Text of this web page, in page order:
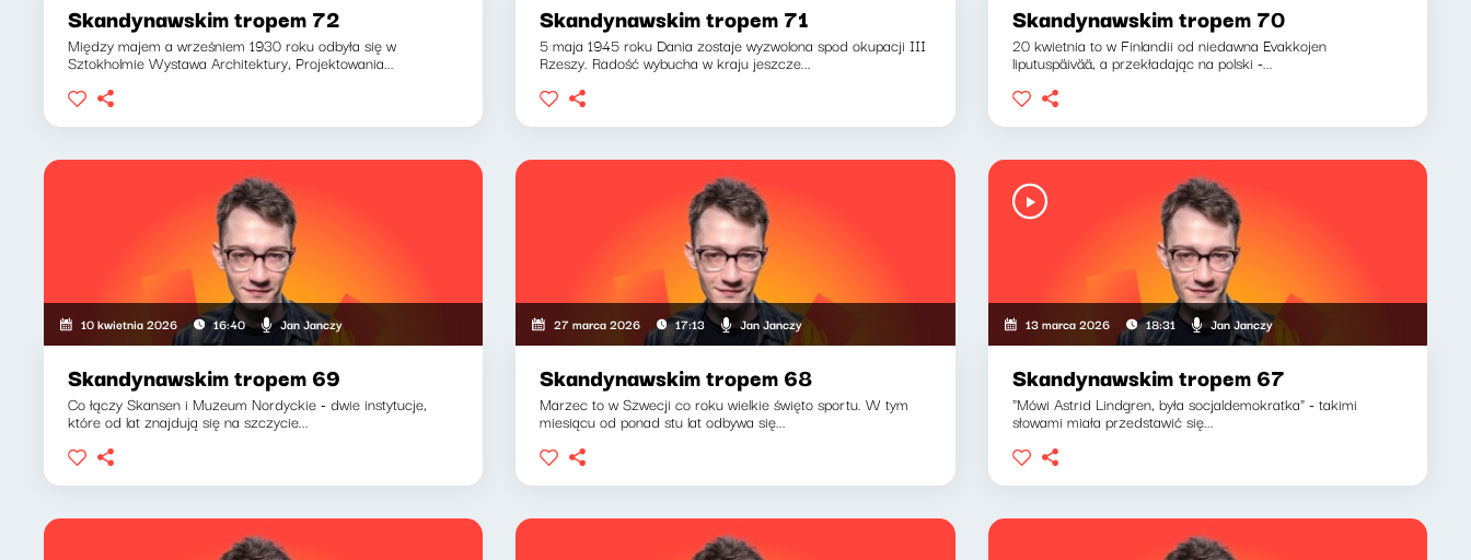
Skandynawskim tropem 72
Między majem a wrześniem 1930 roku odbyła się w
Sztokholmie Wystawa Architektury, Projektowania...
Skandynawskim tropem 71
5 maja 1945 roku Dania zostaje wyzwolona spod okupacji III
Rzeszy. Radość wybucha w kraju jeszcze...
Skandynawskim tropem 70
20 kwietnia to w Finlandii od niedawna Evakkojen
liputuspäivää, a przekładając na polski -...
10 kwietnia 2026 16:40 Jan Janczy
Skandynawskim tropem 69
Co łączy Skansen i Muzeum Nordyckie - dwie instytucje,
które od lat znajdują się na szczycie...
27 marca 2026 17:13 Jan Janczy
Skandynawskim tropem 68
Marzec to w Szwecji co roku wielkie święto sportu. W tym
miesiącu od ponad stu lat odbywa się...
13 marca 2026 18:31 Jan Janczy
Skandynawskim tropem 67
"Mówi Astrid Lindgren, była socjaldemokratka" - takimi
słowami miała przedstawić się...